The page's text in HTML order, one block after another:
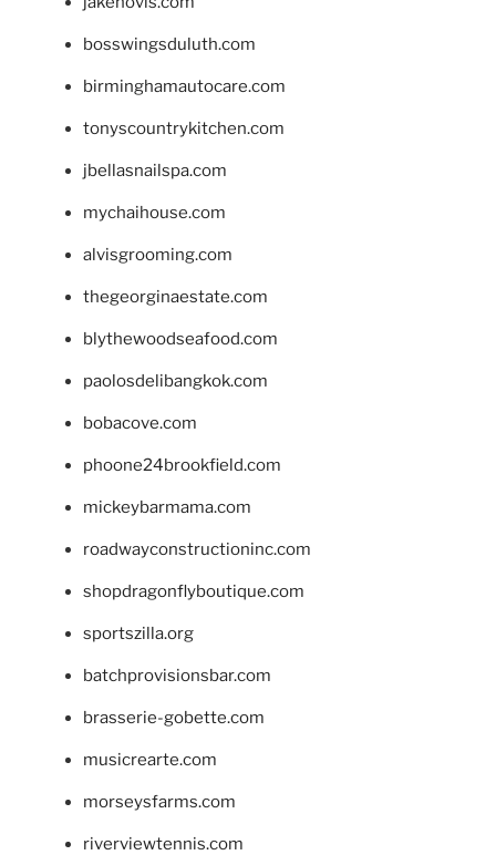
bosswingsduluth.com
birminghamautocare.com
tonyscountrykitchen.com
jbellasnailspa.com
mychaihouse.com
alvisgrooming.com
thegeorginaestate.com
blythewoodseafood.com
paolosdelibangkok.com
bobacove.com
phoone24brookfield.com
mickeybarmama.com
roadwayconstructioninc.com
shopdragonflyboutique.com
sportszilla.org
batchprovisionsbar.com
brasserie-gobette.com
musicrearte.com
morseysfarms.com
riverviewtennis.com